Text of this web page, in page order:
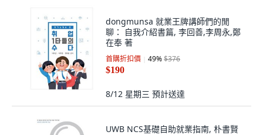
dongmunsa 就業王牌講師們的閒
聊： 自我介紹書篇, 李回善,李周永,鄭
在奉 著
首購折扣價 49%$376
$190
8/12 星期三 預計送達
UWB NCS基礎自助就業指南, 朴書賢